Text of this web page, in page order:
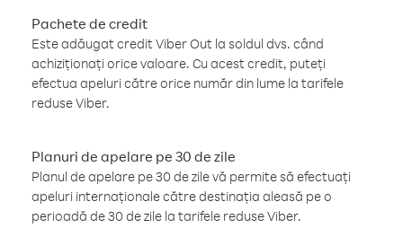
Pachete de credit
Este adăugat credit Viber Out la soldul dvs. când
achiziționați orice valoare. Cu acest credit, puteți
efectua apeluri către orice număr din lume la tarifele
reduse Viber.
Planuri de apelare pe 30 de zile
Planul de apelare pe 30 de zile vă permite să efectuați
apeluri internaționale către destinația aleasă pe o
perioadă de 30 de zile la tarifele reduse Viber.